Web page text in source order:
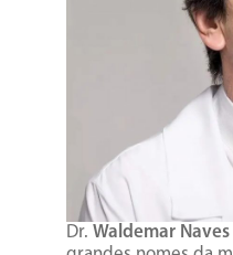
Dr. Waldemar Naves